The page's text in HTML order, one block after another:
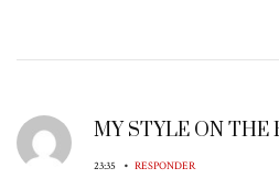
MY STYLE ON THE
23:35 • RESPONDER